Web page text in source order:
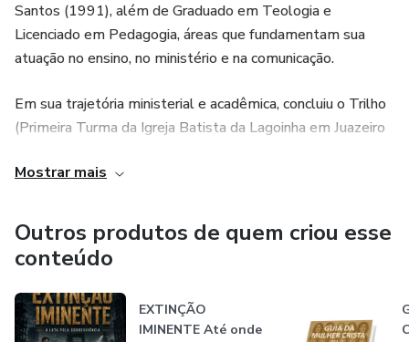
Santos (1991), além de Graduado em Teologia e
Licenciado em Pedagogia, áreas que fundamentam sua
atuação no ensino, no ministério e na comunicação.
Em sua trajetória ministerial e acadêmica, concluiu o Trilho
(Primeira Turma da Igreja Batista da Lagoinha em Juazeiro
professor Daniel. Concluiu também o Carisma (1 ano) em
maio de 2026.
Atuou como professor na FATA (Faculdade de Teologia –
Litoral Paulista) e, em 2026, tornou-se professor do curso
Trilho e da primeira turma da Escola da Bíblia da Igreja
Mostrar mais
Outros produtos de quem criou esse
conteúdo
EXTINÇÃO
IMINENTE Até onde